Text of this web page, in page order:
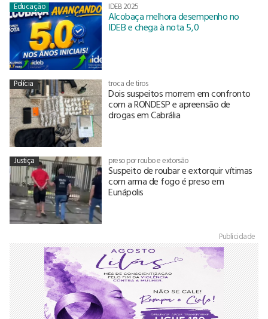
Educação IDEB 2025
Alcobaça melhora desempenho no
IDEB e chega à nota 5,0
Polícia troca de tiros
Dois suspeitos morrem em confronto
com a RONDESP e apreensão de
drogas em Cabrália
Justiça preso por roubo e extorsão
Suspeito de roubar e extorquir vítimas
com arma de fogo é preso em
Eunápolis
Publicidade